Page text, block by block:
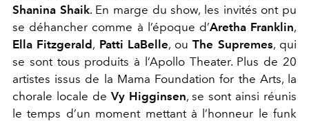
Shanina Shaik. En marge du show, les invités ont pu
se déhancher comme à l’époque d’Aretha Franklin,
Ella Fitzgerald, Patti LaBelle, ouThe Supremes, qui
se sont tous produits à l’Apollo Theater. Plus de 20
artistes issus de la Mama Foundation for the Arts, la
chorale locale de Vy Higginsen, se sont ainsi réunis
le temps d’un moment mettant à l’honneur le funk